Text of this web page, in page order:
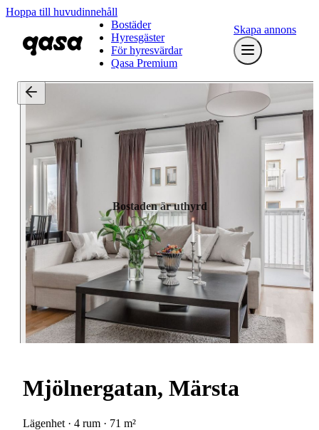
Hoppa till huvudinnehåll
Bostäder
Hyresgäster
För hyresvärdar
Qasa Premium
Skapa annons
Bostaden är uthyrd
Mjölnergatan, Märsta
Lägenhet · 4 rum · 71 m²